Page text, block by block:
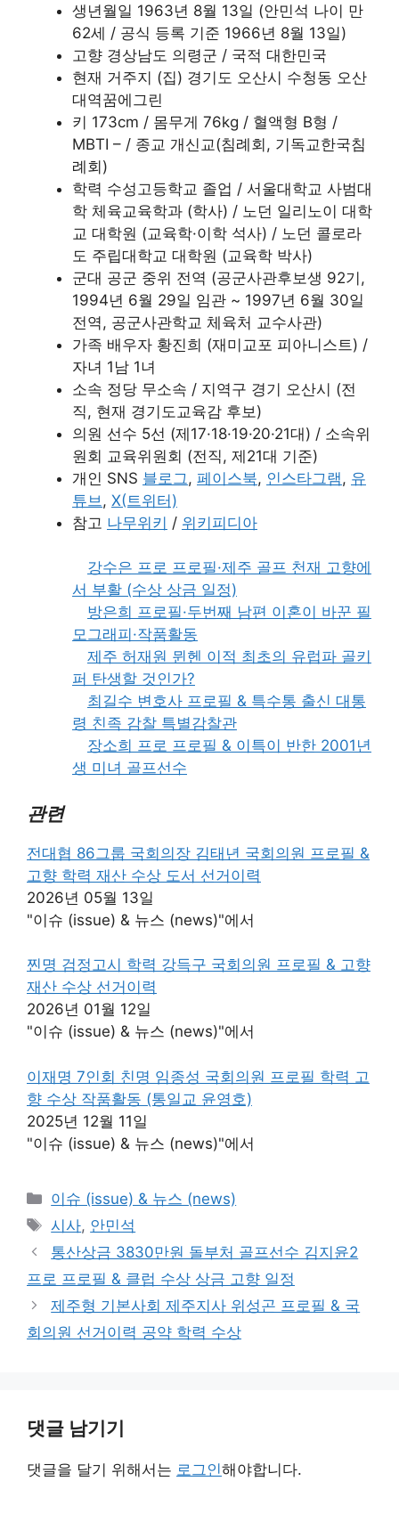
생년월일 1963년 8월 13일 (안민석 나이 만
62세 / 공식 등록 기준 1966년 8월 13일)
고향 경상남도 의령군 / 국적 대한민국
현재 거주지 (집) 경기도 오산시 수청동 오산
대역꿈에그린
키 173cm / 몸무게 76kg / 혈액형 B형 /
MBTI – / 종교 개신교(침례회, 기독교한국침
례회)
학력 수성고등학교 졸업 / 서울대학교 사범대
학 체육교육학과 (학사) / 노던 일리노이 대학
교 대학원 (교육학·이학 석사) / 노던 콜로라
도 주립대학교 대학원 (교육학 박사)
군대 공군 중위 전역 (공군사관후보생 92기,
1994년 6월 29일 임관 ~ 1997년 6월 30일
전역, 공군사관학교 체육처 교수사관)
가족 배우자 황진희 (재미교포 피아니스트) /
자녀 1남 1녀
소속 정당 무소속 / 지역구 경기 오산시 (전
직, 현재 경기도교육감 후보)
의원 선수 5선 (제17·18·19·20·21대) / 소속위
원회 교육위원회 (전직, 제21대 기준)
개인 SNS 블로그, 페이스북, 인스타그램, 유
튜브 , X(트위터)
참고 나무위키 / 위키피디아
강수은 프로 프로필·제주 골프 천재 고향에
서 부활 (수상 상금 일정)
방은희 프로필·두번째 남편 이혼이 바꾼 필
모그래피·작품활동
제주 허재원 뮌헨 이적 최초의 유럽파 골키
퍼 탄생할 것인가?
최길수 변호사 프로필 & 특수통 출신 대통
령 친족 감찰 특별감찰관
장소희 프로 프로필 & 이특이 반한 2001년
생 미녀 골프선수
관련
전대협 86그룹 국회의장 김태년 국회의원 프로필 &
고향 학력 재산 수상 도서 선거이력
2026년 05월 13일
"이슈 (issue) & 뉴스 (news)"에서
찐명 검정고시 학력 강득구 국회의원 프로필 & 고향
재산 수상 선거이력
2026년 01월 12일
"이슈 (issue) & 뉴스 (news)"에서
이재명 7인회 친명 임종성 국회의원 프로필 학력 고
향 수상 작품활동 (통일교 윤영호)
2025년 12월 11일
"이슈 (issue) & 뉴스 (news)"에서
카
테
고
리
이슈 (issue) & 뉴스 (news)
태
그
시사, 안민석
통산상금 3830만원 돌부처 골프선수 김지윤2
프로 프로필 & 클럽 수상 상금 고향 일정
제주형 기본사회 제주지사 위성곤 프로필 & 국
회의원 선거이력 공약 학력 수상
댓글 남기기
댓글을 달기 위해서는 로그인해야합니다.